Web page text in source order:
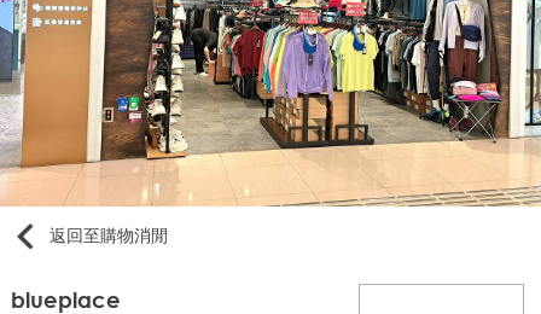
返回至購物消閒
blueplace